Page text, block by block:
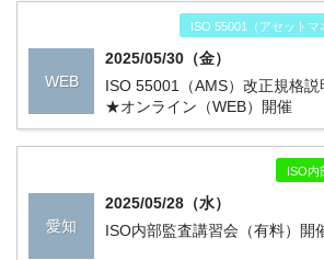
ISO 55001（アセットマ
WEB
2025/05/30（金）
ISO 55001（AMS）改正規格
★オンライン（WEB）開催
ISO内
愛知
2025/05/28（水）
ISO内部監査講習会（有料）開